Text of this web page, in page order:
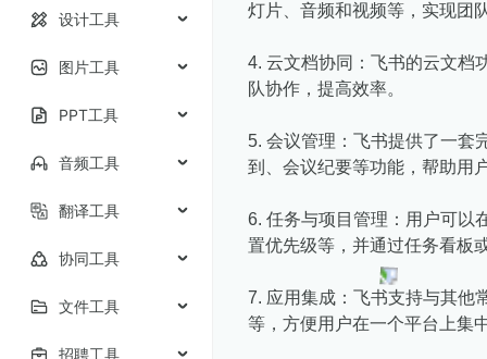
设计工具
图片工具
PPT工具
音频工具
翻译工具
协同工具
文件工具
招聘工具
灯片、音频和视频等，实现团
4. 云文档协同：飞书的云文档
队协作，提高效率。
5. 会议管理：飞书提供了一套
到、会议纪要等功能，帮助用
6. 任务与项目管理：用户可以
置优先级等，并通过任务看板
7. 应用集成：飞书支持与其他
等，方便用户在一个平台上集